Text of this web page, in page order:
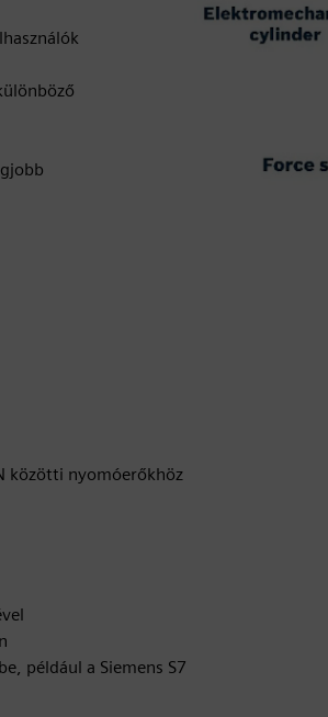
közötti nyomóerőkhöz
például a Siemens S7